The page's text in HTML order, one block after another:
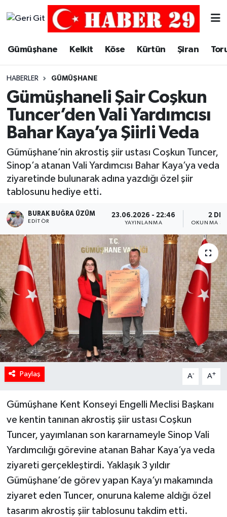
Gümüşhane Kelkit Köse Kürtün Şiran
HABERLER GÜMÜŞHANE
Gümüşhaneli Şair Coşkun
Tuncer’den Vali Yardımcısı
Bahar Kaya’ya Şiirli Veda
Gümüşhane’nin akrostiş şiir ustası Coşkun Tuncer,
Sinop’a atanan Vali Yardımcısı Bahar Kaya’ya veda
ziyaretinde bulunarak adına yazdığı özel şiir
tablosunu hediye etti.
BURAK BUĞRA ÜZÜM
EDITÖR
23.06.2026 - 22:46
YAYINLANMA
2 DK
OKUNMA
Paylaş A- A+
Gümüşhane Kent Konseyi Engelli Meclisi Başkanı
ve kentin tanınan akrostiş şiir ustası Coşkun
Tuncer, yayımlanan son kararnameyle Sinop Vali
Yardımcılığı görevine atanan Bahar Kaya’ya veda
ziyareti gerçekleştirdi. Yaklaşık 3 yıldır
Gümüşhane’de görev yapan Kaya’yı makamında
ziyaret eden Tuncer, onuruna kaleme aldığı özel
tasarım akrostiş şiir tablosunu takdim etti.
Merkez Trafik Yoğunluk Haritası
Süper Lig Puan Durumu ve Fikstür
Tüm Manşetler
Son Dakika Haberleri
Haber Arşivi